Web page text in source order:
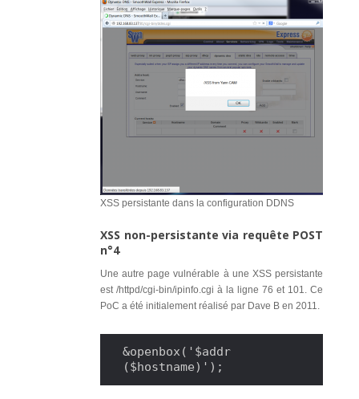
XSS persistante dans la configuration DDNS
XSS non-persistante via requête POST
n°4
Une autre page vulnérable à une XSS persistante
est /httpd/cgi-bin/ipinfo.cgi à la ligne 76 et 101. Ce
PoC a été initialement réalisé par Dave B en 2011.
&openbox('$addr
($hostname)');